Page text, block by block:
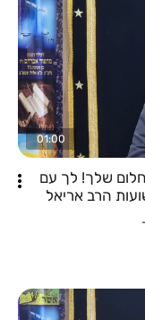
01:00
שלך! לך עם
החלום שלך עד הסוף ותראה ישועות הרב אריאל